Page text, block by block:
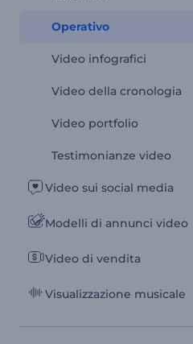
Operativo
Video infografici
Video della cronologia
Video portfolio
Testimonianze video
Video sui social media
Modelli di annunci video
Video di vendita
Visualizzazione musicale